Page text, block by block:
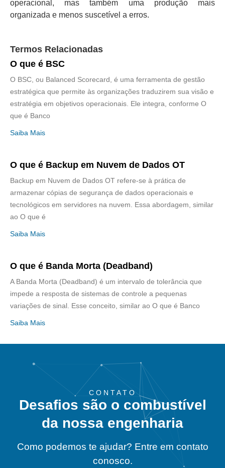
operacional, mas também uma produção mais
organizada e menos suscetível a erros.
Termos Relacionadas
O que é BSC
O BSC, ou Balanced Scorecard, é uma ferramenta de gestão
estratégica que permite às organizações traduzirem sua visão e
estratégia em objetivos operacionais. Ele integra, conforme O
que é Banco
Saiba Mais
O que é Backup em Nuvem de Dados OT
Backup em Nuvem de Dados OT refere-se à prática de
armazenar cópias de segurança de dados operacionais e
tecnológicos em servidores na nuvem. Essa abordagem, similar
ao O que é
Saiba Mais
O que é Banda Morta (Deadband)
A Banda Morta (Deadband) é um intervalo de tolerância que
impede a resposta de sistemas de controle a pequenas
variações de sinal. Esse conceito, similar ao O que é Banco
Saiba Mais
CONTATO
Desafios são o combustível
da nossa engenharia
Como podemos te ajudar? Entre em contato
conosco.